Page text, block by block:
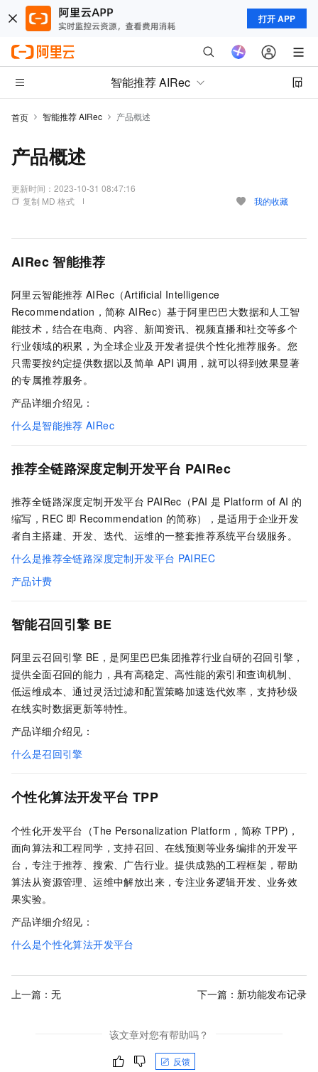
打开 APP
智能推荐 AIRec
首页 智能推荐 AIRec 产品概述
产品概述
更新时间： 2023-10-31 08:47:16
复制 MD 格式
我的收藏
AIRec 智能推荐
阿里云智能推荐 AIRec（Artificial Intelligence
Recommendation，简称 AIRec）基于阿里巴巴大数据和人工智
能技术，结合在电商、内容、新闻资讯、视频直播和社交等多个
行业领域的积累，为全球企业及开发者提供个性化推荐服务。您
只需要按约定提供数据以及简单 API 调用，就可以得到效果显著
的专属推荐服务。
产品详细介绍见：
什么是智能推荐 AIRec
推荐全链路深度定制开发平台 PAIRec
推荐全链路深度定制开发平台 PAIRec（PAI 是 Platform of AI 的
缩写，REC 即 Recommendation 的简称），是适用于企业开发
者自主搭建、开发、迭代、运维的一整套推荐系统平台级服务。
什么是推荐全链路深度定制开发平台 PAIREC
产品计费
智能召回引擎 BE
阿里云召回引擎 BE，是阿里巴巴集团推荐行业自研的召回引擎，
提供全面召回的能力，具有高稳定、高性能的索引和查询机制、
低运维成本、通过灵活过滤和配置策略加速迭代效率，支持秒级
在线实时数据更新等特性。
产品详细介绍见：
什么是召回引擎
个性化算法开发平台 TPP
个性化开发平台（The Personalization Platform，简称 TPP)，
面向算法和工程同学，支持召回、在线预测等业务编排的开发平
台，专注于推荐、搜索、广告行业。提供成熟的工程框架，帮助
算法从资源管理、运维中解放出来，专注业务逻辑开发、业务效
果实验。
产品详细介绍见：
什么是个性化算法开发平台
上一篇：无 下一篇： 新功能发布记录
该文章对您有帮助吗？
反馈